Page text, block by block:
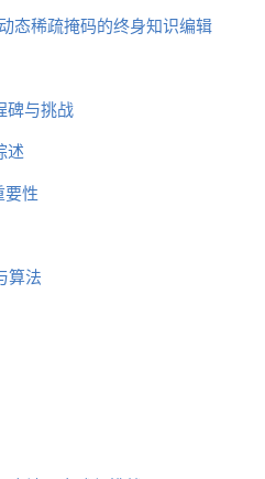
态稀疏掩码的终身知识编辑
碑与挑战
述
要性
算法